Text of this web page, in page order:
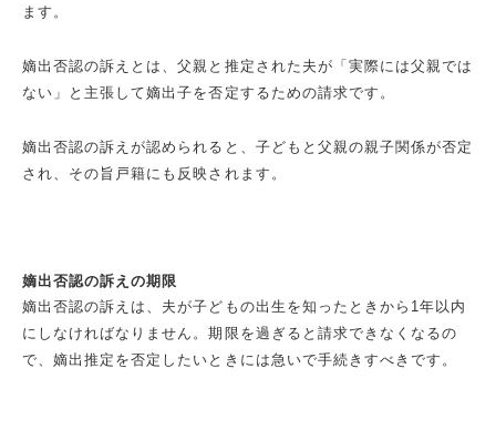
ます。
嫡出否認の訴えとは、父親と推定された夫が「実際には父親では
ない」と主張して嫡出子を否定するための請求です。
嫡出否認の訴えが認められると、子どもと父親の親子関係が否定
され、その旨戸籍にも反映されます。
嫡出否認の訴えの期限
嫡出否認の訴えは、夫が子どもの出生を知ったときから1年以内
にしなければなりません。期限を過ぎると請求できなくなるの
で、嫡出推定を否定したいときには急いで手続きすべきです。